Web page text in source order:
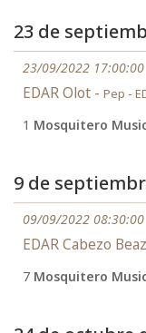
23 de
23/09/2022 17:00:00
EDAR Olot - Pep -
1 Mosquitero
9 de
09/09/2022 08:30:00
EDAR Cabezo
7 Mosquitero